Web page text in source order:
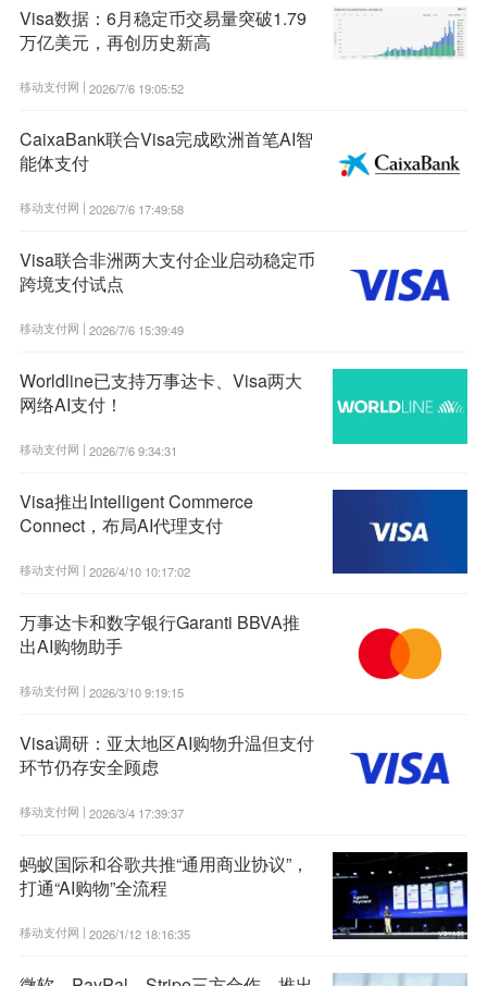
Visa数据：6月稳定币交易量突破1.79
万亿美元，再创历史新高
移动支付网 | 2026/7/6 19:05:52
CaixaBank联合Visa完成欧洲首笔AI智
能体支付
移动支付网 | 2026/7/6 17:49:58
Visa联合非洲两大支付企业启动稳定币
跨境支付试点
移动支付网 | 2026/7/6 15:39:49
Worldline已支持万事达卡、Visa两大
网络AI支付！
移动支付网 | 2026/7/6 9:34:31
Visa推出Intelligent Commerce
Connect，布局AI代理支付
移动支付网 | 2026/4/10 10:17:02
万事达卡和数字银行Garanti BBVA推
出AI购物助手
移动支付网 | 2026/3/10 9:19:15
Visa调研：亚太地区AI购物升温但支付
环节仍存安全顾虑
移动支付网 | 2026/3/4 17:39:37
蚂蚁国际和谷歌共推“通用商业协议”，
打通“AI购物”全流程
移动支付网 | 2026/1/12 18:16:35